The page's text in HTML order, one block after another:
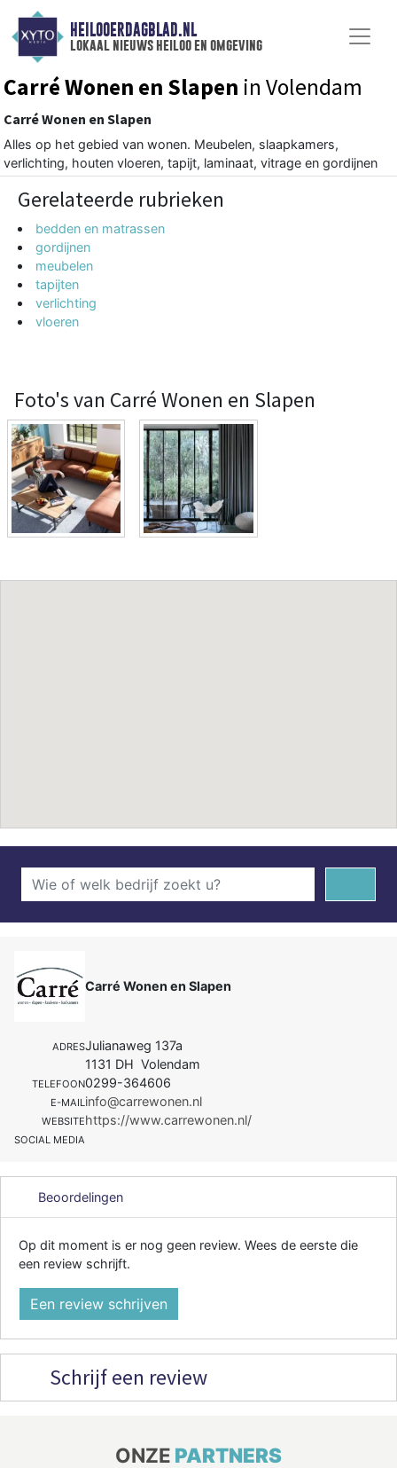
HEILOOERDAGBLAD.NL
lokaal nieuws heiloo en omgeving
Carré Wonen en Slapen in Volendam
Carré Wonen en Slapen
Alles op het gebied van wonen. Meubelen, slaapkamers,
verlichting, houten vloeren, tapijt, laminaat, vitrage en gordijnen
Gerelateerde rubrieken
bedden en matrassen
gordijnen
meubelen
tapijten
verlichting
vloeren
Foto's van Carré Wonen en Slapen
Carré Wonen en Slapen
ADRESJulianaweg 137a
1131 DH Volendam
TELEFOON0299-364606
E-MAILinfo@carrewonen.nl
WEBSITEhttps://www.carrewonen.nl/
SOCIAL MEDIA
Beoordelingen
Op dit moment is er nog geen review. Wees de eerste die
een review schrijft.
Een review schrijven
Schrijf een review
ONZE PARTNERS